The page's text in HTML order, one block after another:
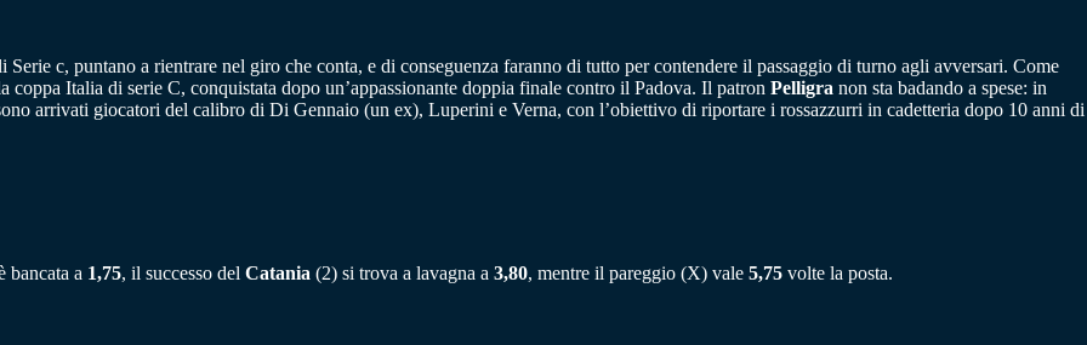
c, puntano a rientrare nel giro che conta, e di conseguenza faranno di tutto per contendere il passaggio di turno agli avversari. Come
Italia di serie C, conquistata dopo un’appassionante doppia finale contro il Padova. Il patron Pelligra non sta badando a spese: in
arrivati giocatori del calibro di Di Gennaio (un ex), Luperini e Verna, con l’obiettivo di riportare i rossazzurri in cadetteria dopo 10 anni di
bancata a 1,75, il successo del Catania (2) si trova a lavagna a 3,80, mentre il pareggio (X) vale 5,75 volte la posta.